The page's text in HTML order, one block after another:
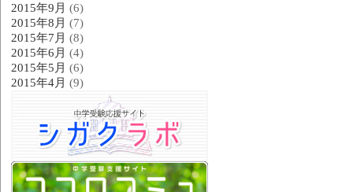
2015年9月 (6)
2015年8月 (7)
2015年7月 (8)
2015年6月 (4)
2015年5月 (6)
2015年4月 (9)